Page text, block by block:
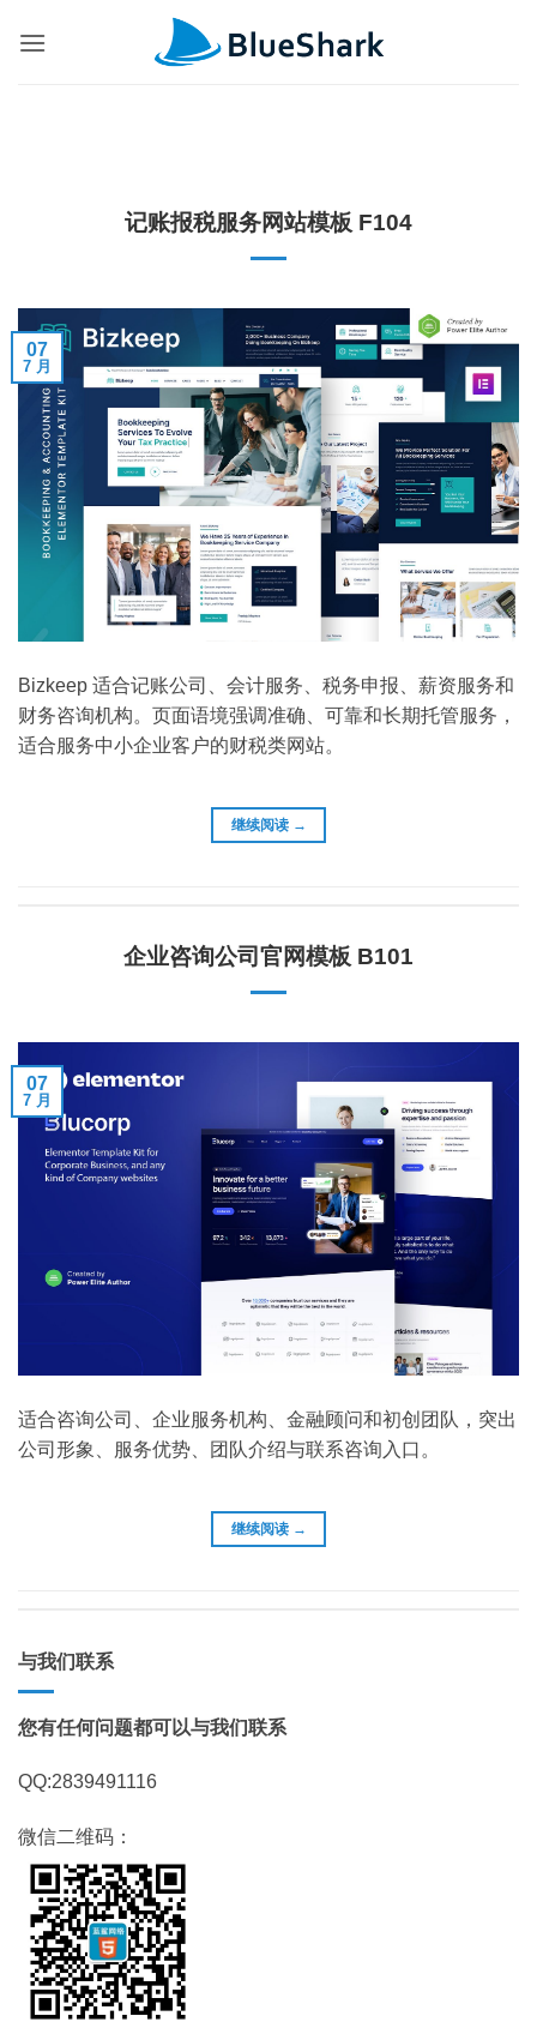
记账报税服务网站模板 F104
07
7 月
Bizkeep 适合记账公司、会计服务、税务申报、薪资服务和
财务咨询机构。页面语境强调准确、可靠和长期托管服务，
适合服务中小企业客户的财税类网站。
继续阅读 →
企业咨询公司官网模板 B101
07
7 月
适合咨询公司、企业服务机构、金融顾问和初创团队，突出
公司形象、服务优势、团队介绍与联系咨询入口。
继续阅读 →
与我们联系
您有任何问题都可以与我们联系
QQ:2839491116
微信二维码：